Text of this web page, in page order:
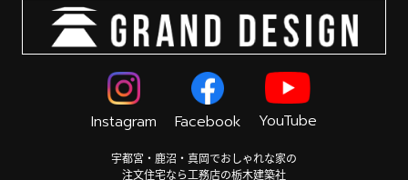
Instagram Facebook YouTube
宇都宮・鹿沼・真岡でおしゃれな家の
注文住宅なら工務店の栃木建築社